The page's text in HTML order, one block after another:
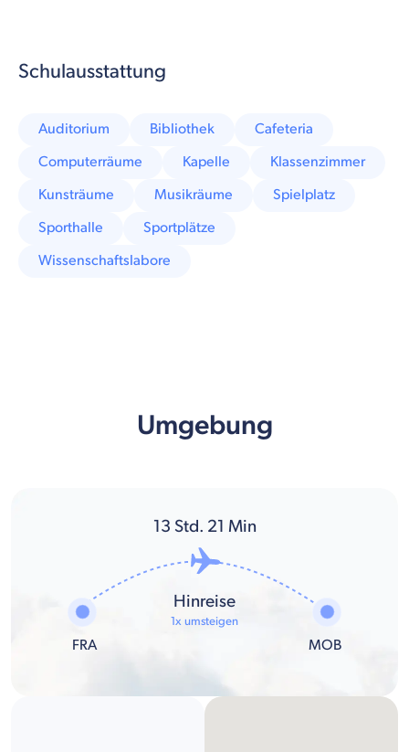
Schulausstattung
Auditorium Bibliothek
Cafeteria
Computerräume
Kapelle
Klassenzimmer
Kunsträume
Musikräume
Spielplatz
Sporthalle
Sportplätze
Wissenschaftslabore
Umgebung
13 Std. 21 Min
FRA
Hinreise
1x umsteigen
MOB